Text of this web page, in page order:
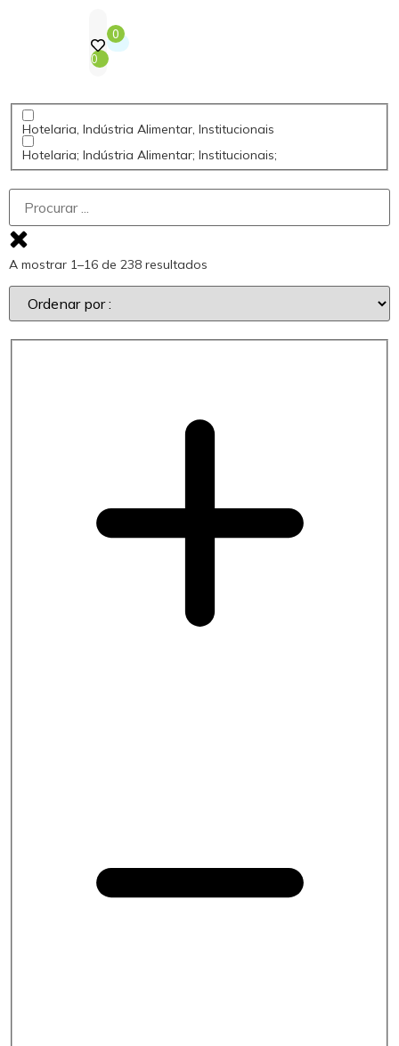
0
0
Hotelaria, Indústria Alimentar, Institucionais
Hotelaria; Indústria Alimentar; Institucionais;
A mostrar 1–16 de 238 resultados